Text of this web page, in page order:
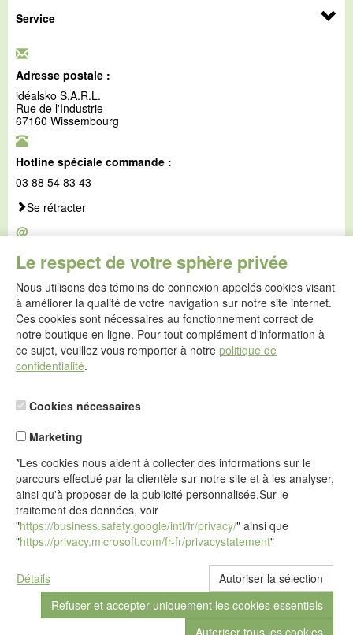
Le respect de votre sphère privée
Nous utilisons des témoins de connexion appelés cookies visant
à améliorer la qualité de votre navigation sur notre site internet.
Ces cookies sont nécessaires au fonctionnement correct de
notre boutique en ligne. Pour tout complément d'information à
ce sujet, veuillez vous remporter à notre politique de
confidentialité.
Cookies nécessaires
Marketing
*Les cookies nous aident à collecter des informations sur le
parcours effectué par la clientèle sur notre site et à les analyser,
ainsi qu'à proposer de la publicité personnalisée.Sur le
traitement des données, voir
"https://business.safety.google/intl/fr/privacy/" ainsi que
"https://privacy.microsoft.com/fr-fr/privacystatement"
Détails
Service
Adresse postale :
idéalsko S.A.R.L.
Rue de l'Industrie
67160 Wissembourg
Hotline spéciale commande :
03 88 54 83 43
Se rétracter
@
service@idealsko.fr
@
Formulaire de contact
Aller au formulaire de contact
© Sous réserve de modifications par idéalsko S.A.R.L.